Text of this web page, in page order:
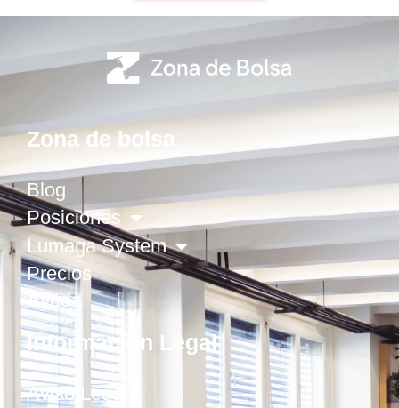
Zona de bolsa
Blog
Posiciones
Lumaga System
Precios
Ayuda
Información Legal
Aviso Legal